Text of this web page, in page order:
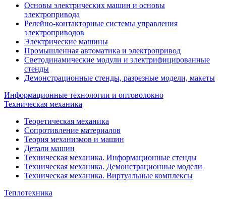
Основы электрических машин и основы
электропривода
Релейно-контакторные системы управления
электроприводов
Электрические машины
Промышленная автоматика и электропривод
Светодинамические модули и электрифицированные
стенды
Демонстрационные стенды, разрезные модели, макеты
Информационные технологии и оптоволокно
Техническая механика
Теоретическая механика
Сопротивление материалов
Теория механизмов и машин
Детали машин
Техническая механика. Информационные стенды
Техническая механика. Демонстрационные модели
Техническая механика. Виртуальные комплексы
Теплотехника